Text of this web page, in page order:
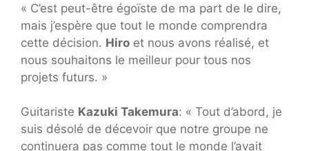
« C’est peut-être égoïste de ma part de le dire,
mais j’espère que tout le monde comprendra
cette décision. Hiro et nous avons réalisé, et
nous souhaitons le meilleur pour tous nos
projets futurs. »
Guitariste Kazuki Takemura: « Tout d’abord, je
suis désolé de décevoir que notre groupe ne
continuera pas comme tout le monde l’avait